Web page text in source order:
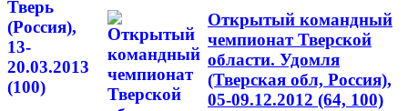
Открытый командный
чемпионат Тверской
области. Удомля
(Тверская обл, Россия),
05-09.12.2012 (64, 100)